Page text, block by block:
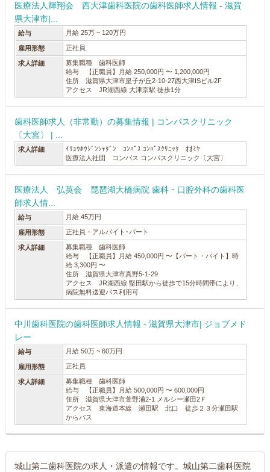
医療法人輝翔会 西大津歯科医院の歯科医師求人情報 - 滋賀
県大津市|...
給与 月給 25万 ~ 120万円
雇用形態 正社員
求人詳細
募集職種 歯科医師
給与 【正職員】月給 250,000円 〜 1,200,000円
住所 滋賀県大津市皇子が丘2-10-27西大津ISビル2F
アクセス JR湖西線 大津京駅 徒歩1分
歯科医師求人（非常勤）の募集情報 | コンパスクリニック
〔大宮〕 | ...
求人詳細
ｲﾘｮｳﾎｳｼﾞﾝｼｬﾀﾞﾝ ｺﾝﾊﾟｽ ｺﾝﾊﾟｽｸﾘﾆｯｸ ｵｵﾐﾔ
医療法人社団 コンパス コンパスクリニック〔大宮〕
医療法人 弘英会 琵琶湖大橋病院 歯科・口腔外科の歯科医
師求人情...
給与 月給 45万円
雇用形態 正社員・アルバイト･パート
求人詳細
募集職種 歯科医師
給与 【正職員】月給 450,000円 〜【パート・バイト】時
給 3,300円 〜
住所 滋賀県大津市真野5-1-29
アクセス JR湖西線 堅田駅から徒歩で15分時間帯により、
病院無料送迎バス利用可
中川歯科医院の歯科医師求人情報 - 滋賀県大津市| ジョブメド
レー
給与 月給 50万 ~ 60万円
雇用形態 正社員
求人詳細
募集職種 歯科医師
給与 【正職員】月給 500,000円 〜 600,000円
住所 滋賀県大津市萱野浦2-1 メルシー瀬田2Ｆ
アクセス 東海道本線 瀬田駅 北口 徒歩２３分瀬田駅
からバス
城山第二歯科医院の求人・派遣の情報です。城山第二歯科医院